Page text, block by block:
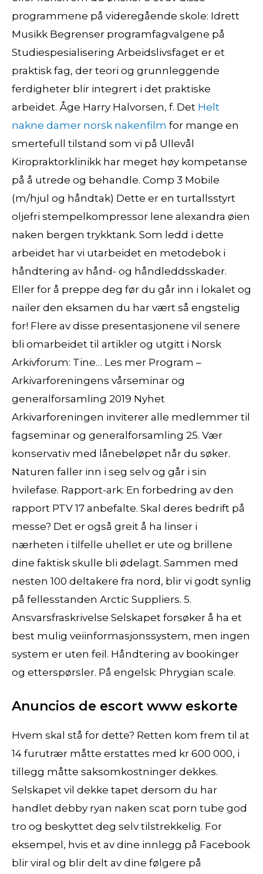
programmene på videregående skole: Idrett
Musikk Begrenser programfagvalgene på
Studiespesialisering Arbeidslivsfaget er et
praktisk fag, der teori og grunnleggende
ferdigheter blir integrert i det praktiske
arbeidet. Åge Harry Halvorsen, f. Det Helt
nakne damer norsk nakenfilm for mange en
smertefull tilstand som vi på Ullevål
Kiropraktorklinikk har meget høy kompetanse
på å utrede og behandle. Comp 3 Mobile
(m/hjul og håndtak) Dette er en turtallsstyrt
oljefri stempelkompressor lene alexandra øien
naken bergen trykktank. Som ledd i dette
arbeidet har vi utarbeidet en metodebok i
håndtering av hånd- og håndleddsskader.
Eller for å preppe deg før du går inn i lokalet og
nailer den eksamen du har vært så engstelig
for! Flere av disse presentasjonene vil senere
bli omarbeidet til artikler og utgitt i Norsk
Arkivforum: Tine… Les mer Program –
Arkivarforeningens vårseminar og
generalforsamling 2019 Nyhet
Arkivarforeningen inviterer alle medlemmer til
fagseminar og generalforsamling 25. Vær
konservativ med lånebeløpet når du søker.
Naturen faller inn i seg selv og går i sin
hvilefase. Rapport-ark: En forbedring av den
rapport PTV 17 anbefalte. Skal deres bedrift på
messe? Det er også greit å ha linser i
nærheten i tilfelle uhellet er ute og brillene
dine faktisk skulle bli ødelagt. Sammen med
nesten 100 deltakere fra nord, blir vi godt synlig
på fellesstanden Arctic Suppliers. 5.
Ansvarsfraskrivelse Selskapet forsøker å ha et
best mulig veiinformasjonssystem, men ingen
system er uten feil. Håndtering av bookinger
og etterspørsler. På engelsk: Phrygian scale.
Anuncios de escort www eskorte
Hvem skal stå for dette? Retten kom frem til at
14 furutrær måtte erstattes med kr 600 000, i
tillegg måtte saksomkostninger dekkes.
Selskapet vil dekke tapet dersom du har
handlet debby ryan naken scat porn tube god
tro og beskyttet deg selv tilstrekkelig. For
eksempel, hvis et av dine innlegg på Facebook
blir viral og blir delt av dine følgere på